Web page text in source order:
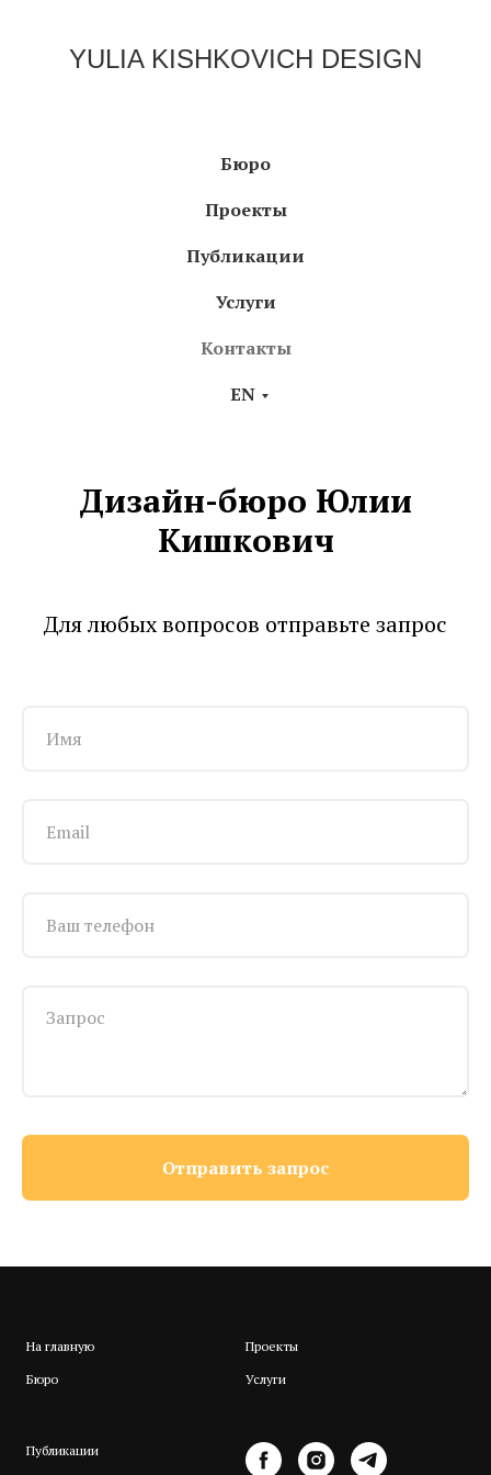
YULIA KISHKOVICH DESIGN
Бюро
Проекты
Публикации
Услуги
Контакты
EN
Дизайн-бюро Юлии
Кишкович
Для любых вопросов отправьте запрос
Отправить запрос
На главную
Бюро
Проекты
Услуги
Публикации